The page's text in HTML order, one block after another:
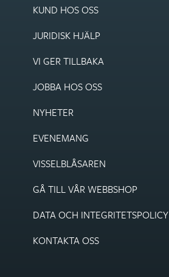
KUND HOS OSS
JURIDISK HJÄLP
VI GER TILLBAKA
JOBBA HOS OSS
NYHETER
EVENEMANG
VISSEL­BLÅSAREN
GÅ TILL VÅR WEBBSHOP
DATA OCH INTEGRITETS­POLICY
KONTAKTA OSS